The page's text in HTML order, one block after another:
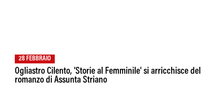
28 FEBBRAIO
Ogliastro Cilento, 'Storie al Femminile' si arricchisce del
romanzo di Assunta Striano